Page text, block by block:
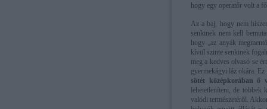
hogy egy operatőr volt a
Az a baj, hogy nem
senkinek nem kell
hogy „az anyák
kívül szinte senkinek
meg a kedves olvasó se
gyermekágyi láz okára.
sötét középkorában ő
lehetetleníteni, de
valódi természetéről.